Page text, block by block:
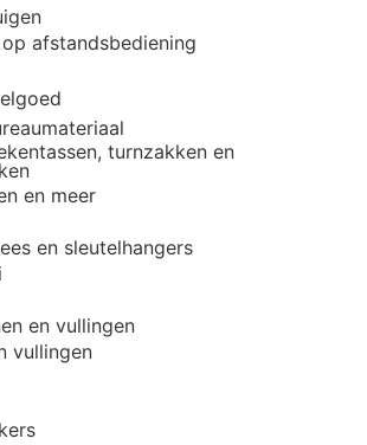
afstandsbediening
turnzakken en
en meer
en sleutelhangers
en vullingen
vullingen